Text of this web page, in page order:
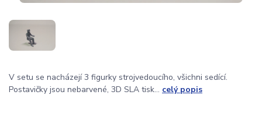
V setu se nacházejí 3 figurky strojvedoucího, všichni sedící.
Postavičky jsou nebarvené, 3D SLA tisk... celý popis